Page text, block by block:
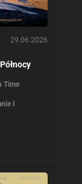
29.06.2026
Time
I